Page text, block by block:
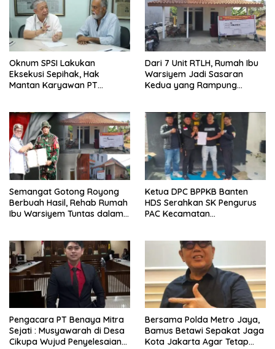
Oknum SPSI Lakukan
Eksekusi Sepihak, Hak
Mantan Karyawan PT
Dari 7 Unit RTLH, Rumah Ibu
Warsiyem Jadi Sasaran
Kedua yang Rampung
Cirebon
Semangat Gotong Royong
Berbuah Hasil, Rehab Rumah
Ibu Warsiyem Tuntas dalam
Cirebon
Ketua DPC BPPKB Banten
HDS Serahkan SK Pengurus
PAC Kecamatan
Pengacara PT Benaya Mitra
Sejati : Musyawarah di Desa
Cikupa Wujud Penyelesaian
Bersama Polda Metro Jaya,
Bamus Betawi Sepakat Jaga
Kota Jakarta Agar Tetap